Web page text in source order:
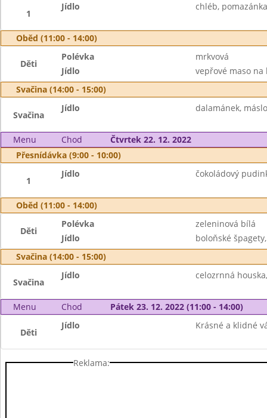
1
Jídlo chléb,
Oběd (11:00 - 14:00)
Děti
Polévka
mrkvová
Jídlo
vepřové maso na
Svačina (14:00 - 15:00)
Svačina
Jídlo dalamánek,
Menu Chod
Čtvrtek 22. 12. 2022
Přesnídávka (9:00 - 10:00)
1
Jídlo čokoládový
Oběd (11:00 - 14:00)
Děti
Polévka
zeleninová bílá
Jídlo
boloňské
Svačina (14:00 - 15:00)
Svačina
Jídlo celozrnná
Menu Chod Pátek 23. 12. 2022 (11:00 - 14:00)
Děti
Jídlo Krásné a klidné
Reklama: